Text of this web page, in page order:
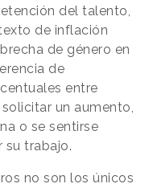
del talento,
de inflación
de género en
de
entre
un aumento,
o se sentirse
su trabajo.
no son los únicos